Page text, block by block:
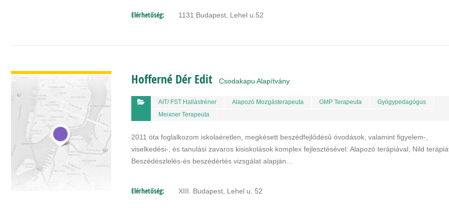
Elérhetőség: 1131 Budapest, Lehel u.52
Hofferné Dér Edit Csodakapu Alapítvány
AIT/ FST Hallástréner Alapozó Mozgásterapeuta GMP Terapeuta
Gyógypedagógus
Meixner Terapeuta
2011 óta foglalkozom iskolaéretlen, megkésett beszédfejlődésű óvodások, valamint figyelem-,
viselkedési-, és tanulási zavaros kisiskolások komplex fejlesztésével: Alapozó terápiával, Nild
Beszédészlelés-és beszédértés vizsgálat alapján…
Elérhetőség: XIII. Budapest, Lehel u. 52